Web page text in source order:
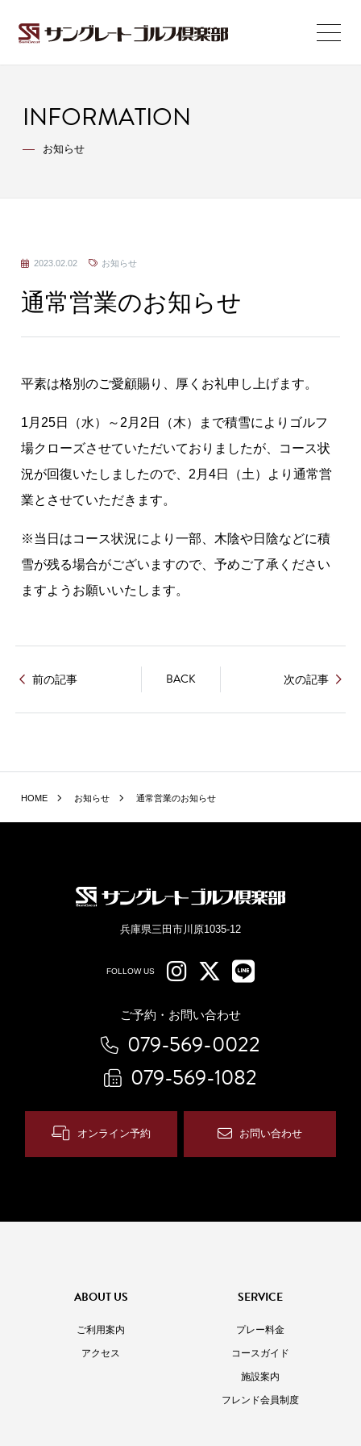
INFORMATION
お知らせ
2023.02.02 お知らせ
通常営業のお知らせ
平素は格別のご愛顧賜り、厚くお礼申し上げます。
1月25日（水）～2月2日（木）まで積雪によりゴルフ
場クローズさせていただいておりましたが、コース状
況が回復いたしましたので、2月4日（土）より通常営
業とさせていただきます。
※当日はコース状況により一部、木陰や日陰などに積
雪が残る場合がございますので、予めご了承ください
ますようお願いいたします。
前の記事 BACK 次の記事
HOME お知らせ 通常営業のお知らせ
兵庫県三田市川原1035-12
FOLLOW US
ご予約・お問い合わせ
079-569-0022
079-569-1082
オンライン予約 お問い合わせ
ABOUT US
ご利用案内
アクセス
SERVICE
プレー料金
コースガイド
施設案内
フレンド会員制度